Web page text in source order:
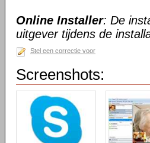
Online Installer: De
uitgever tijdens de
Stel een correctie voor
Screenshots: